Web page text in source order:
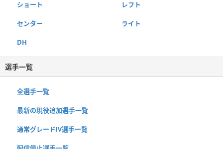
ショート レフト
センター ライト
DH
選手一覧
全選手一覧
最新の現役追加選手一覧
通常グレードⅣ選手一覧